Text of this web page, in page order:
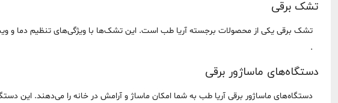
تشک برقی
تشک برقی یکی از محصولات برجسته آریا طب است. این تشک‌ها با ویژگی‌های تنظیم دما و
.
دستگاه‌های ماساژور برقی
دستگاه‌های ماساژور برقی آریا طب به شما امکان ماساژ و آرامش در خانه را می‌دهند. این